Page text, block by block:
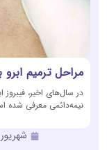
مراحل ترمیم ابرو
در سال‌های اخیر،
نیمه‌دائمی معرفی شده
شهریور ۳۱, ۱۴۰۴